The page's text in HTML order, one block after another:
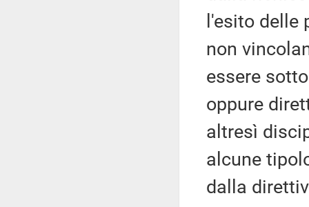
l'esito delle
non
essere
oppure
altresì
alcune
dalla